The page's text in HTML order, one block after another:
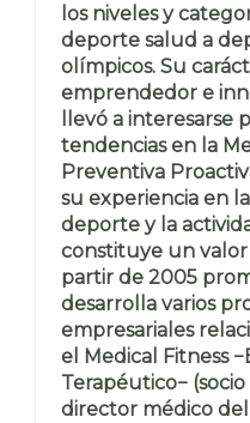
los niveles y
deporte salud a
olímpicos. Su
emprendedor e
llevó a interesarse
tendencias en la
Preventiva
su experiencia en
deporte y la
constituye un
partir de 2005
desarrolla varios
empresariales
el Medical Fitness
Terapéutico−
director médico